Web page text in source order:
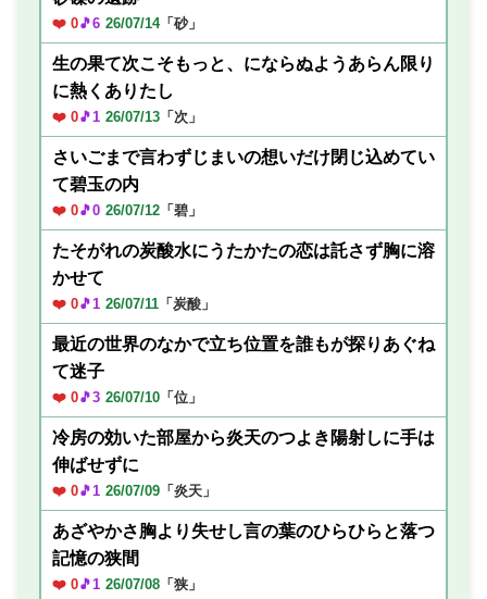
❤️ 0🎵6 26/07/14「砂」
生の果て次こそもっと、にならぬようあらん限り
に熱くありたし
❤️ 0🎵1 26/07/13 「次」
さいごまで言わずじまいの想いだけ閉じ込めてい
て碧玉の内
❤️ 0🎵0 26/07/12 「碧」
たそがれの炭酸水にうたかたの恋は託さず胸に溶
かせて
❤️ 0🎵1 26/07/11 「炭酸」
最近の世界のなかで立ち位置を誰もが探りあぐね
て迷子
❤️ 0🎵3 26/07/10 「位」
冷房の効いた部屋から炎天のつよき陽射しに手は
伸ばせずに
❤️ 0🎵1 26/07/09 「炎天」
あざやかさ胸より失せし言の葉のひらひらと落つ
記憶の狭間
❤️ 0🎵1 26/07/08 「狭」